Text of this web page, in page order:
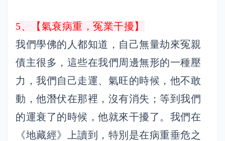
5、【氣衰病重，冤業干擾】
我們學佛的人都知道，自己無量劫來冤親
債主很多，這些在我們周邊無形的一種壓
力，我們自己走運、氣旺的時候，他不敢
動，他潛伏在那裡，沒有消失；等到我們
的運衰了的時候，他就來干擾了。我們在
《地藏經》上讀到，特別是在病重垂危之